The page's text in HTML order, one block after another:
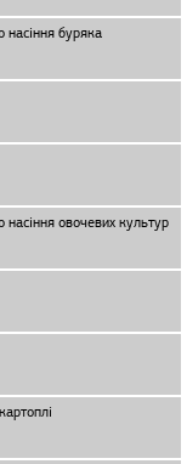
буряка
овочевих культур